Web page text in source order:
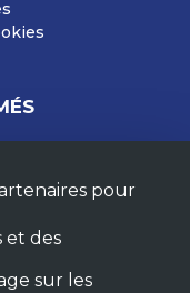
pour
et des
sur les